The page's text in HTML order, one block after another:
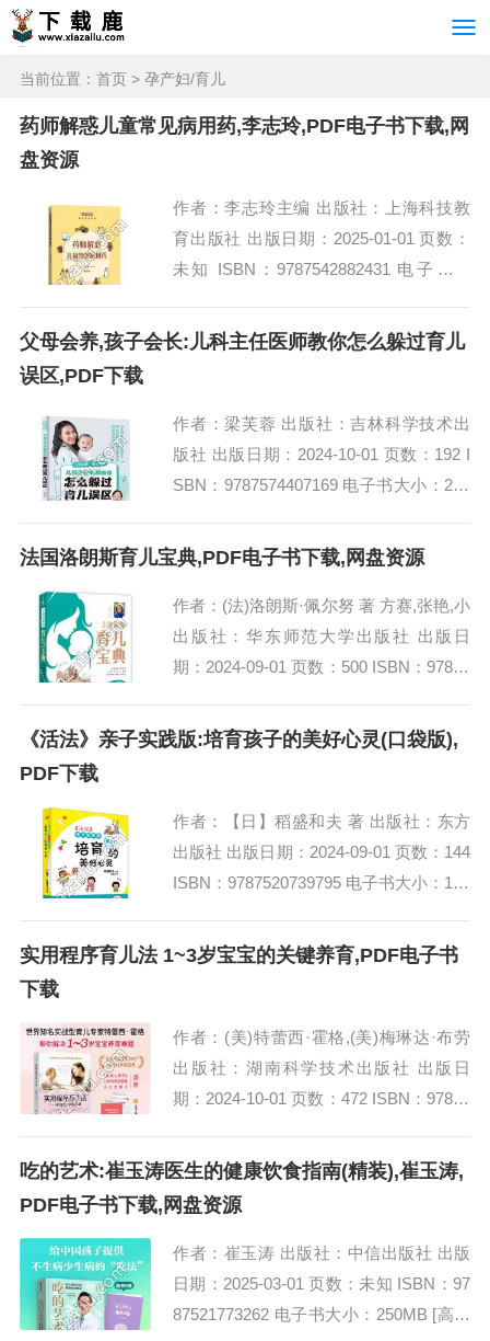
当前位置： 首页 > 孕产妇/育儿
药师解惑儿童常见病用药,李志玲,PDF电子书下载,网
盘资源
作者：李志玲主编 出版社：上海科技教
育出版社 出版日期：2025-01-01 页数：
未知 ISBN：9787542882431 电子书大
简介 《...
父母会养,孩子会长:儿科主任医师教你怎么躲过育儿
误区,PDF下载
作者：梁芙蓉 出版社：吉林科学技术出
版社 出版日期：2024-10-01 页数：192 I
SBN：9787574407169 电子书大小：204
迎...
法国洛朗斯育儿宝典,PDF电子书下载,网盘资源
作者：(法)洛朗斯·佩尔努 著 方赛,张艳,小
出版社：华东师范大学出版社 出版日
期：2024-09-01 页数：500 ISBN：97875
描...
《活法》亲子实践版:培育孩子的美好心灵(口袋版),
PDF下载
作者：【日】稻盛和夫 著 出版社：东方
出版社 出版日期：2024-09-01 页数：144
ISBN：9787520739795 电子书大小：187
实用程序育儿法 1~3岁宝宝的关键养育,PDF电子书
下载
作者：(美)特蕾西·霍格,(美)梅琳达·布劳
出版社：湖南科学技术出版社 出版日
期：2024-10-01 页数：472 ISBN：97875
描...
吃的艺术:崔玉涛医生的健康饮食指南(精装),崔玉涛,
PDF电子书下载,网盘资源
作者：崔玉涛 出版社：中信出版社 出版
日期：2025-03-01 页数：未知 ISBN：97
87521773262 电子书大小：250MB [高清